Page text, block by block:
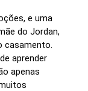
e uma
do Jordan,
casamento.
aprender
apenas